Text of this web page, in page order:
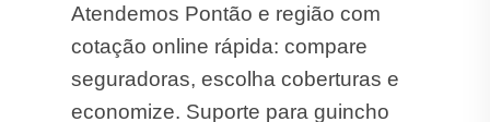
Atendemos Pontão e região com
cotação online rápida: compare
seguradoras, escolha coberturas e
economize. Suporte para guincho